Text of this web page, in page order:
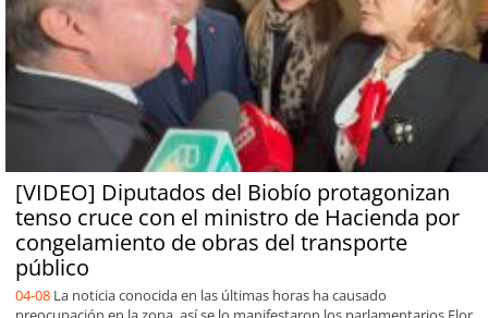
[VIDEO] Diputados del Biobío protagonizan
tenso cruce con el ministro de Hacienda por
congelamiento de obras del transporte
público
04-08 La noticia conocida en las últimas horas ha causado